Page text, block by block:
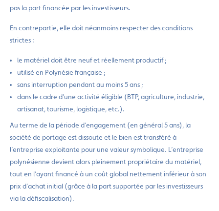
pas la part financée par les investisseurs.
En contrepartie, elle doit néanmoins respecter des conditions
strictes :
le matériel doit être neuf et réellement productif ;
utilisé en Polynésie française ;
sans interruption pendant au moins 5 ans ;
dans le cadre d’une activité éligible (BTP, agriculture, industrie,
artisanat, tourisme, logistique, etc.).
Au terme de la période d’engagement (en général 5 ans), la
société de portage est dissoute et le bien est transféré à
l’entreprise exploitante pour une valeur symbolique. L’entreprise
polynésienne devient alors pleinement propriétaire du matériel,
tout en l’ayant financé à un coût global nettement inférieur à son
prix d’achat initial (grâce à la part supportée par les investisseurs
via la défiscalisation).